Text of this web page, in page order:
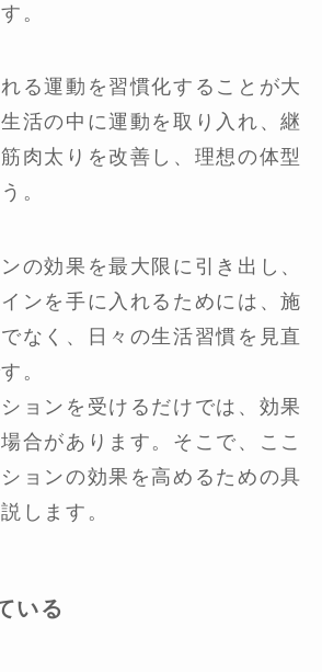
。
る運動を習慣化することが大
活の中に運動を取り入れ、継
肉太りを改善し、理想の体型
。
の効果を最大限に引き出し、
ンを手に入れるためには、施
なく、日々の生活習慣を見直
。
ョンを受けるだけでは、効果
合があります。そこで、ここ
ョンの効果を高めるための具
します。
いる